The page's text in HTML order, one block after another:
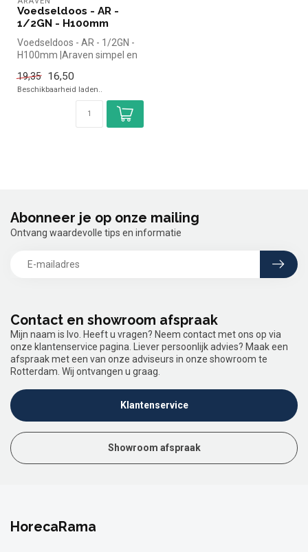
Voedseldoos - AR -
1/2GN - H100mm
Voedseldoos - AR - 1/2GN -
H100mm |Araven simpel en
horeca...
19,35 16,50
Beschikbaarheid laden..
Contact en showroom afspraak
Mijn naam is Ivo. Heeft u vragen? Neem contact met ons op via
onze klantenservice pagina. Liever persoonlijk advies? Maak een
afspraak met een van onze adviseurs in onze showroom te
Rotterdam. Wij ontvangen u graag.
Klantenservice
Showroom afspraak
Abonneer je op onze mailing
Ontvang waardevolle tips en informatie
HorecaRama